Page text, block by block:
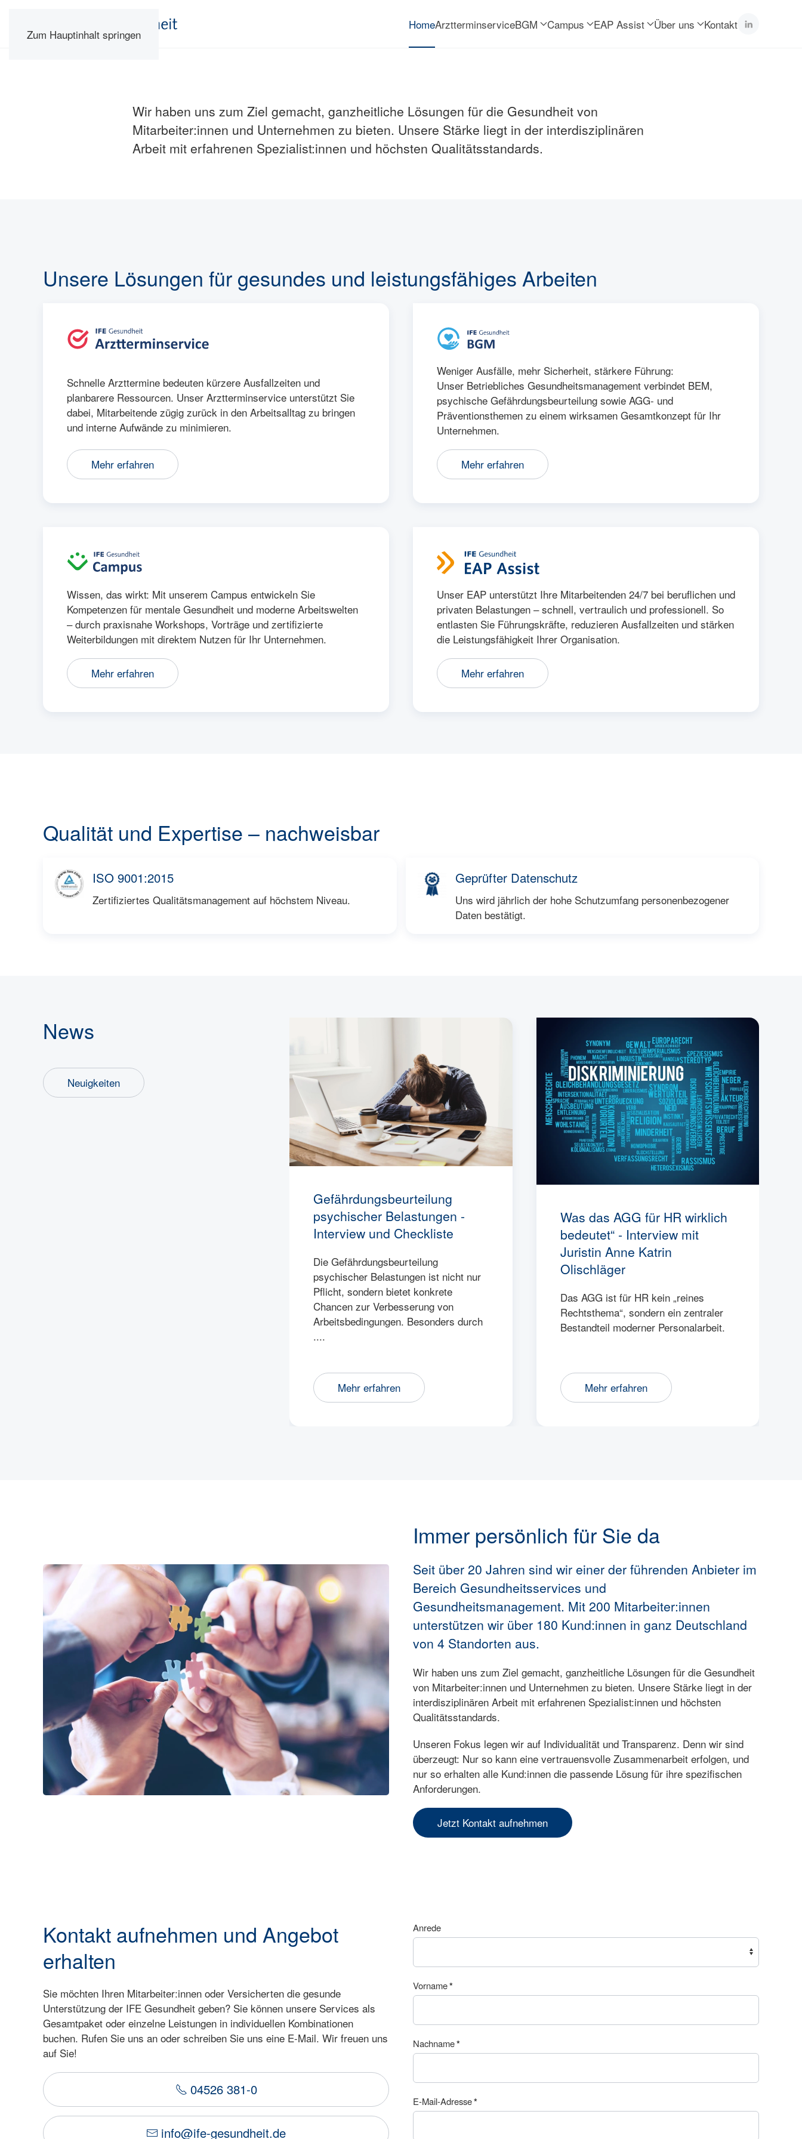
Zum Hauptinhalt springen
HomeArztterminserviceBGM Campus EAP Assist Über uns Kontakt
Immer die richtige Entscheidung.
Wir haben uns zum Ziel gemacht, ganzheitliche Lösungen für die Gesundheit von
Mitarbeiter:innen und Unternehmen zu bieten. Unsere Stärke liegt in der interdisziplinären
Arbeit mit erfahrenen Spezialist:innen und höchsten Qualitätsstandards.
Unsere Lösungen für gesundes und leistungsfähiges Arbeiten
Schnelle Arzttermine bedeuten kürzere Ausfallzeiten und
planbarere Ressourcen. Unser Arztterminservice unterstützt Sie
dabei, Mitarbeitende zügig zurück in den Arbeitsalltag zu bringen
und interne Aufwände zu minimieren.
Mehr erfahren
Weniger Ausfälle, mehr Sicherheit, stärkere Führung:
Unser Betriebliches Gesundheitsmanagement verbindet BEM,
psychische Gefährdungsbeurteilung sowie AGG- und
Präventionsthemen zu einem wirksamen Gesamtkonzept für Ihr
Unternehmen.
Mehr erfahren
Wissen, das wirkt: Mit unserem Campus entwickeln Sie
Kompetenzen für mentale Gesundheit und moderne Arbeitswelten
– durch praxisnahe Workshops, Vorträge und zertifizierte
Weiterbildungen mit direktem Nutzen für Ihr Unternehmen.
Mehr erfahren
Unser EAP unterstützt Ihre Mitarbeitenden 24/7 bei beruflichen und
privaten Belastungen – schnell, vertraulich und professionell. So
entlasten Sie Führungskräfte, reduzieren Ausfallzeiten und stärken
die Leistungsfähigkeit Ihrer Organisation.
Mehr erfahren
Qualität und Expertise – nachweisbar
ISO 9001:2015
Zertifiziertes Qualitätsmanagement auf höchstem Niveau.
Geprüfter Datenschutz
Uns wird jährlich der hohe Schutzumfang personenbezogener
Daten bestätigt.
News
Neuigkeiten
Gefährdungsbeurteilung
psychischer Belastungen -
Interview und Checkliste
Die Gefährdungsbeurteilung
psychischer Belastungen ist nicht nur
Pflicht, sondern bietet konkrete
Chancen zur Verbesserung von
Arbeitsbedingungen. Besonders durch
....
Mehr erfahren
Was das AGG für HR wirklich
bedeutet“ - Interview mit
Juristin Anne Katrin
Olischläger
Das AGG ist für HR kein „reines
Rechtsthema“, sondern ein zentraler
Bestandteil moderner Personalarbeit.
Mehr erfahren
Immer persönlich für Sie da
Seit über 20 Jahren sind wir einer der führenden Anbieter im
Bereich Gesundheitsservices und
Gesundheitsmanagement. Mit 200 Mitarbeiter:innen
unterstützen wir über 180 Kund:innen in ganz Deutschland
von 4 Standorten aus.
Wir haben uns zum Ziel gemacht, ganzheitliche Lösungen für die Gesundheit
von Mitarbeiter:innen und Unternehmen zu bieten. Unsere Stärke liegt in der
interdisziplinären Arbeit mit erfahrenen Spezialist:innen und höchsten
Qualitätsstandards.
Unseren Fokus legen wir auf Individualität und Transparenz. Denn wir sind
überzeugt: Nur so kann eine vertrauensvolle Zusammenarbeit erfolgen, und
nur so erhalten alle Kund:innen die passende Lösung für ihre spezifischen
Anforderungen.
Jetzt Kontakt aufnehmen
Kontakt aufnehmen und Angebot
erhalten
Sie möchten Ihren Mitarbeiter:innen oder Versicherten die gesunde
Unterstützung der IFE Gesundheit geben? Sie können unsere Services als
Gesamtpaket oder einzelne Leistungen in individuellen Kombinationen
buchen. Rufen Sie uns an oder schreiben Sie uns eine E-Mail. Wir freuen uns
auf Sie!
04526 381-0
info@ife-gesundheit.de
Anrede
Vorname*
Nachname*
E-Mail-Adresse*